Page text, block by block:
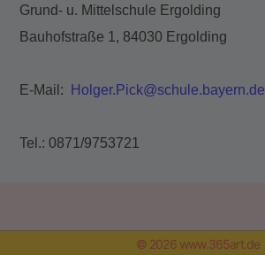
Grund- u. Mittelschule Ergolding
Bauhofstraße 1, 84030 Ergolding
E-Mail: Holger.Pick@schule.bayern.de
Tel.: 0871/9753721
© 2026 www.365art.de